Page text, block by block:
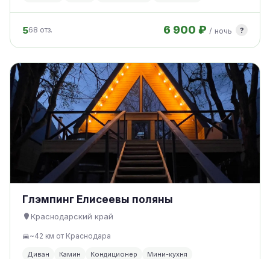
568 отз. 6 900 ₽ / ночь ?
Глэмпинг Елисеевы поляны
Краснодарский край
~42 км от Краснодара
Диван Камин Кондиционер Мини-кухня